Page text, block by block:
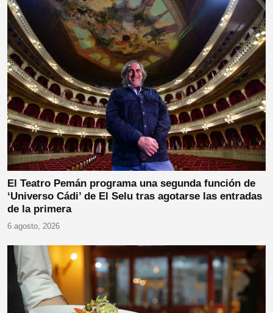
El Teatro Pemán programa una segunda función de
‘Universo Cádi’ de El Selu tras agotarse las entradas
de la primera
6 agosto, 2026